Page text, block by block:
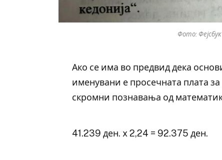
Фото:
Ако се има во предвид дека
именувани е просечната плата
скромни познавања од
41.239 ден. x 2,24 = 92.375 ден.